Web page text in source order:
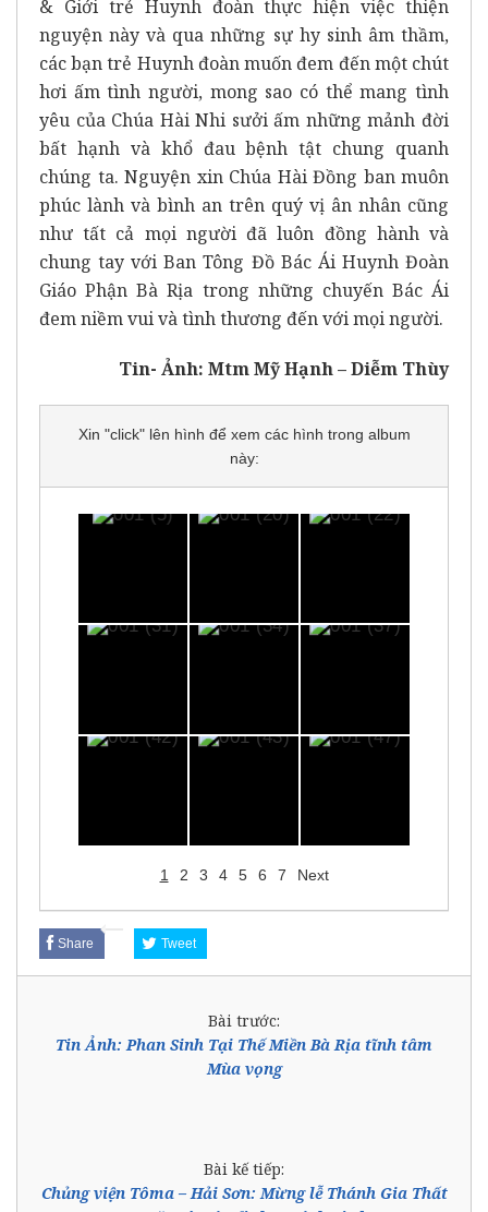
& Giới trẻ Huynh đoàn thực hiện việc thiện
nguyện này và qua những sự hy sinh âm thầm,
các bạn trẻ Huynh đoàn muốn đem đến một chút
hơi ấm tình người, mong sao có thể mang tình
yêu của Chúa Hài Nhi sưởi ấm những mảnh đời
bất hạnh và khổ đau bệnh tật chung quanh
chúng ta. Nguyện xin Chúa Hài Đồng ban muôn
phúc lành và bình an trên quý vị ân nhân cũng
như tất cả mọi người đã luôn đồng hành và
chung tay với Ban Tông Đồ Bác Ái Huynh Đoàn
Giáo Phận Bà Rịa trong những chuyến Bác Ái
đem niềm vui và tình thương đến với mọi người.
Tin- Ảnh: Mtm Mỹ Hạnh – Diễm Thùy
Xin "click" lên hình để xem các hình trong album
này:
1 2 3 4 5 6 7 Next
Share Tweet
Bài trước:
Tin Ảnh: Phan Sinh Tại Thế Miền Bà Rịa tĩnh tâm
Mùa vọng
Bài kế tiếp:
Chủng viện Tôma – Hải Sơn: Mừng lễ Thánh Gia Thất